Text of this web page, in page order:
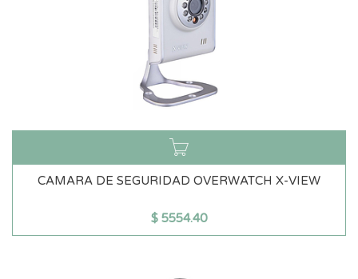
CAMARA DE SEGURIDAD OVERWATCH X-VIEW
$ 5554.40